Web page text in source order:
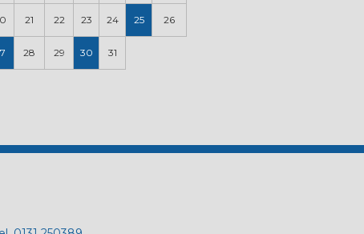
21 22 23 24 25 26
28 29 30 31